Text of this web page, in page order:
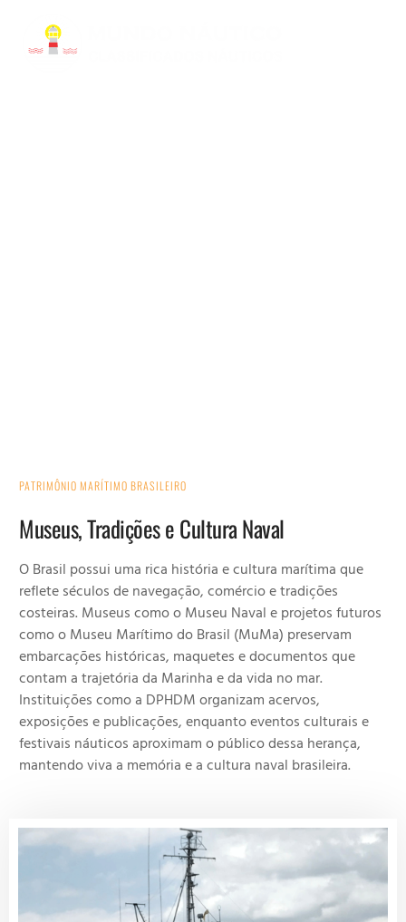
PATRIMÔNIO MARÍTIMO BRASILEIRO
Museus, Tradições e Cultura Naval
O Brasil possui uma rica história e cultura marítima que
reflete séculos de navegação, comércio e tradições
costeiras. Museus como o Museu Naval e projetos futuros
como o Museu Marítimo do Brasil (MuMa) preservam
embarcações históricas, maquetes e documentos que
contam a trajetória da Marinha e da vida no mar.
Instituições como a DPHDM organizam acervos,
exposições e publicações, enquanto eventos culturais e
festivais náuticos aproximam o público dessa herança,
mantendo viva a memória e a cultura naval brasileira.